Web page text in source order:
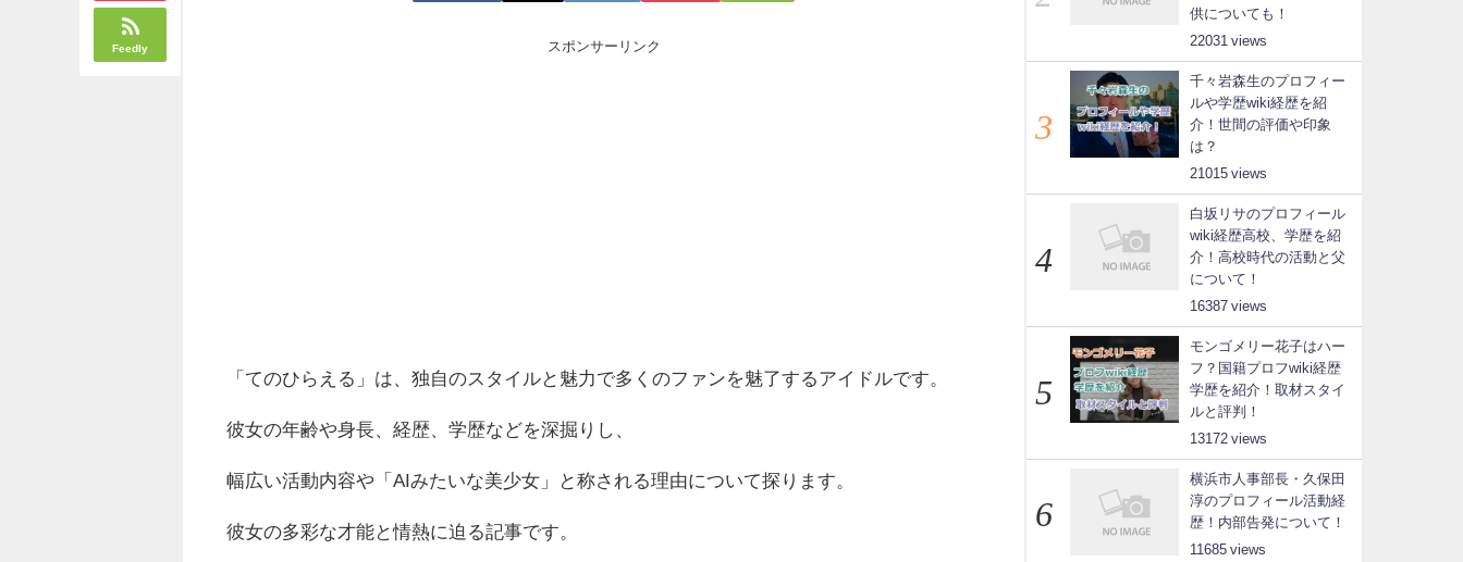
Feedly スポンサーリンク
「てのひらえる」は、独自のスタイルと魅力で多くのファンを魅了するアイドルです。
彼女の年齢や身長、経歴、学歴などを深掘りし、
幅広い活動内容や「AIみたいな美少女」と称される理由について探ります。
彼女の多彩な才能と情熱に迫る記事です。
供についても！
22031
千々岩森生のプロフィー
ルや学歴wiki経歴を紹
介！世間の評価や印象
は？
21015
白坂リサのプロフィール
wiki経歴高校、学歴を紹
介！高校時代の活動と父
について！
16387
モンゴメリー花子はハー
フ？国籍プロフwiki経歴
学歴を紹介！取材スタイ
ルと評判！
13172
横浜市人事部長・久保田
淳のプロフィール活動経
歴！内部告発について！
11685